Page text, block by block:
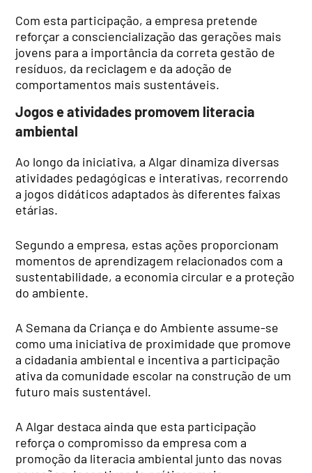
Com esta participação, a empresa pretende
reforçar a consciencialização das gerações mais
jovens para a importância da correta gestão de
resíduos, da reciclagem e da adoção de
comportamentos mais sustentáveis.
Jogos e atividades promovem literacia
ambiental
Ao longo da iniciativa, a Algar dinamiza diversas
atividades pedagógicas e interativas, recorrendo
a jogos didáticos adaptados às diferentes faixas
etárias.
Segundo a empresa, estas ações proporcionam
momentos de aprendizagem relacionados com a
sustentabilidade, a economia circular e a proteção
do ambiente.
A Semana da Criança e do Ambiente assume-se
como uma iniciativa de proximidade que promove
a cidadania ambiental e incentiva a participação
ativa da comunidade escolar na construção de um
futuro mais sustentável.
A Algar destaca ainda que esta participação
reforça o compromisso da empresa com a
promoção da literacia ambiental junto das novas